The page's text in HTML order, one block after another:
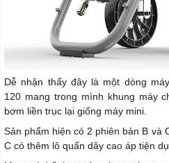
Dễ nhận thấy đây là một dòng
120 mang trong mình khung máy
bơm liền trục lại giống máy mini.
Sản phẩm hiện có 2 phiên bản B và
C có thêm lô quấn dây cao áp tiện